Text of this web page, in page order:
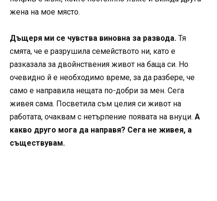
жена на мое място.
Дъщеря ми се чувства виновна за развода. Тя
смята, че е разрушила семейството ни, като е
разказала за двойнствения живот на баща си. Но
очевидно й е необходимо време, за да разбере, че
само е направила нещата по-добри за мен. Сега
живея сама. Посветила съм целия си живот на
работата, очаквам с нетърпение появата на внуци. А
какво друго мога да направя? Сега не живея, а
съществувам.